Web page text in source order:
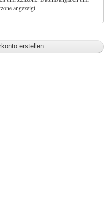
angezeigt.